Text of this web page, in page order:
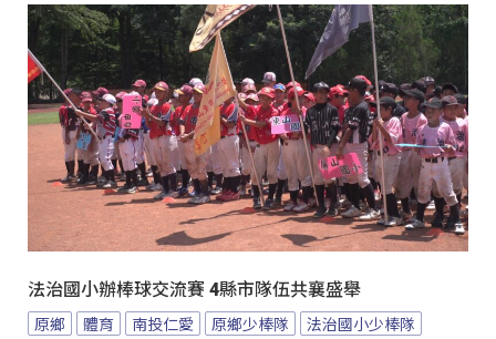
法治國小辦棒球交流賽 4縣市隊伍共襄盛舉
原鄉 體育 南投仁愛 原鄉少棒隊 法治國小少棒隊